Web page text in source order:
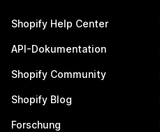
Shopify Help Center
API-Dokumentation
Shopify Community
Shopify Blog
Forschung